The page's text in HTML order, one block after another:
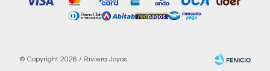
© Copyright 2026 / Riviera Joyas